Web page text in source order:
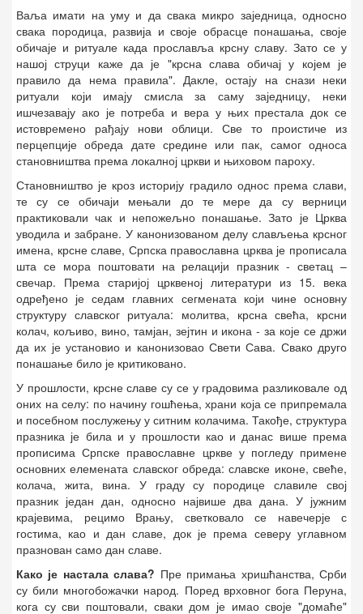
Ваља имати на уму и да свака микро заједница, односно
свака породица, развија и своје обрасце понашања, своје
обичаје и ритуале када прославља крсну славу. Зато се у
нашој струци каже да је "крсна слава обичај у којем је
правило да нема правила". Дакле, остају на снази неки
ритуали који имају смисла за саму заједницу, неки
ишчезавају ако је потреба и вера у њих престала док се
истовремено рађају нови облици. Све то проистиче из
перцепције обреда дате средине или пак, самог односа
становништва према локалној цркви и њиховом пароху.
Становништво је кроз историју градило однос према слави,
те су се обичаји мењали до те мере да су верници
практиковали чак и непожељно понашање. Зато је Црква
уводила и забране. У канонизованом делу слављења крсног
имена, крсне славе, Српска православна црква је прописала
шта се мора поштовати на релацији празник - светац –
свечар. Према старијој црквеној литератури из 15. века
одређено је седам главних сегмената који чине основну
структуру славског ритуала: молитва, крсна свећа, крсни
колач, кољиво, вино, тамјан, зејтин и икона - за које се држи
да их је установио и канонизовао Свети Сава. Свако друго
понашање било је критиковано.
У прошлости, крсне славе су се у градовима разликовале од
оних на селу: по начину гошћења, храни која се припремала
и посебном послужењу у ситним колачима. Такође, структура
празника је била и у прошлости као и данас више према
прописима Српске православне цркве у погледу примене
основних елемената славског обреда: славске иконе, свеће,
колача, жита, вина. У граду су породице славиле свој
празник један дан, односно највише два дана. У јужним
крајевима, рецимо Врању, светковало се навечерје с
гостима, као и дан славе, док је према северу углавном
празнован само дан славе.
Како је настала слава? Пре примања хришћанства, Срби
су били многобожачки народ. Поред врховног бога Перуна,
кога су сви поштовали, сваки дом је имао своје "домаће"